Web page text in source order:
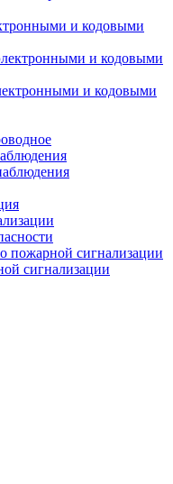
и кодовыми
и кодовыми
и кодовыми
пожарной сигнализации
сигнализации